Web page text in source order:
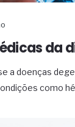
da
a doenças
como